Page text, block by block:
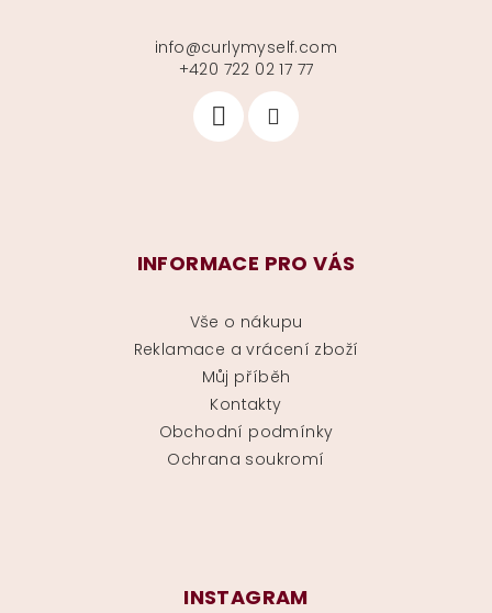
info@curlymyself.com
+420 722 02 17 77
INFORMACE PRO VÁS
Vše o nákupu
Reklamace a vrácení zboží
Můj příběh
Kontakty
Obchodní podmínky
Ochrana soukromí
INSTAGRAM